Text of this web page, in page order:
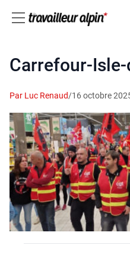
Carrefour-Isle-
Par Luc Renaud/16 octobre